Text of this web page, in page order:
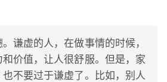
谦虚的人，在做事情的时候，
价值，让人很舒服。但是，家
不要过于谦虚了。比如，别人